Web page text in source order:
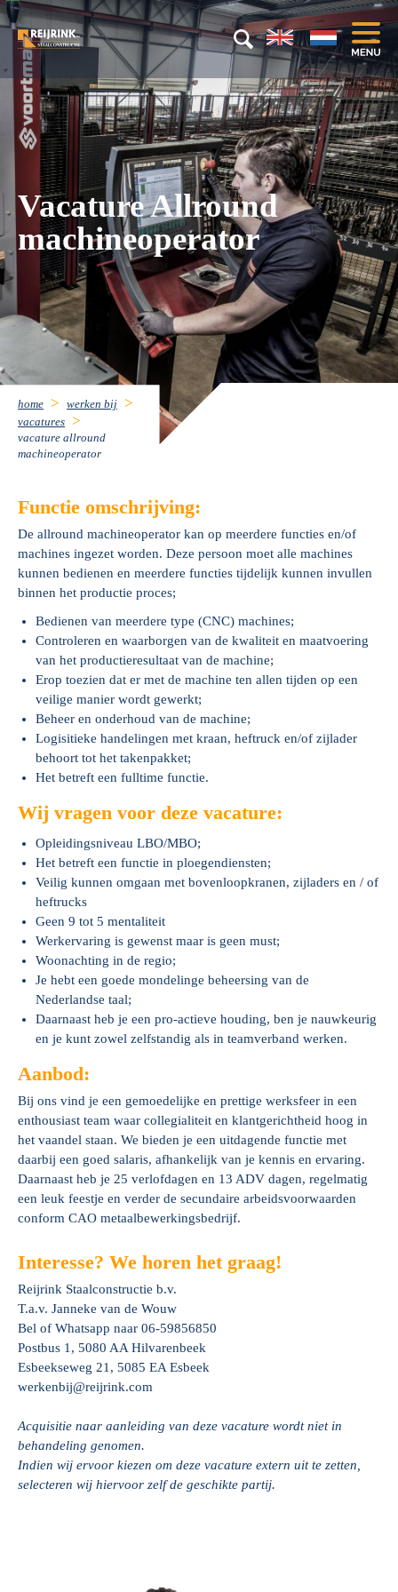
Vacature Allround
machineoperator
home
werken bij
vacatures
vacature allround
machineoperator
Functie omschrijving:
De allround machineoperator kan op meerdere functies en/of
machines ingezet worden. Deze persoon moet alle machines
kunnen bedienen en meerdere functies tijdelijk kunnen invullen
binnen het productie proces;
Bedienen van meerdere type (CNC) machines;
Controleren en waarborgen van de kwaliteit en maatvoering
van het productieresultaat van de machine;
Erop toezien dat er met de machine ten allen tijden op een
veilige manier wordt gewerkt;
Beheer en onderhoud van de machine;
Logisitieke handelingen met kraan, heftruck en/of zijlader
behoort tot het takenpakket;
Het betreft een fulltime functie.
Wij vragen voor deze vacature:
Opleidingsniveau LBO/MBO;
Het betreft een functie in ploegendiensten;
Veilig kunnen omgaan met bovenloopkranen, zijladers en / of
heftrucks
Geen 9 tot 5 mentaliteit
Werkervaring is gewenst maar is geen must;
Woonachting in de regio;
Je hebt een goede mondelinge beheersing van de
Nederlandse taal;
Daarnaast heb je een pro-actieve houding, ben je nauwkeurig
en je kunt zowel zelfstandig als in teamverband werken.
Aanbod:
Bij ons vind je een gemoedelijke en prettige werksfeer in een
enthousiast team waar collegialiteit en klantgerichtheid hoog in
het vaandel staan. We bieden je een uitdagende functie met
daarbij een goed salaris, afhankelijk van je kennis en ervaring.
Daarnaast heb je 25 verlofdagen en 13 ADV dagen, regelmatig
een leuk feestje en verder de secundaire arbeidsvoorwaarden
conform CAO metaalbewerkingsbedrijf.
Interesse? We horen het graag!
Reijrink Staalconstructie b.v.
T.a.v. Janneke van de Wouw
Bel of Whatsapp naar 06-59856850
Postbus 1, 5080 AA Hilvarenbeek
Esbeekseweg 21, 5085 EA Esbeek
werkenbij@reijrink.com
Acquisitie naar aanleiding van deze vacature wordt niet in
behandeling genomen.
Indien wij ervoor kiezen om deze vacature extern uit te zetten,
selecteren wij hiervoor zelf de geschikte partij.